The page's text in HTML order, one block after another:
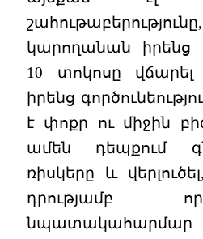
կարողանան իրենց
10 տոկոսը վճարել
իրենց
է փոքր ու միջին
ամեն դեպքում
ռիսկերը և
դրությամբ